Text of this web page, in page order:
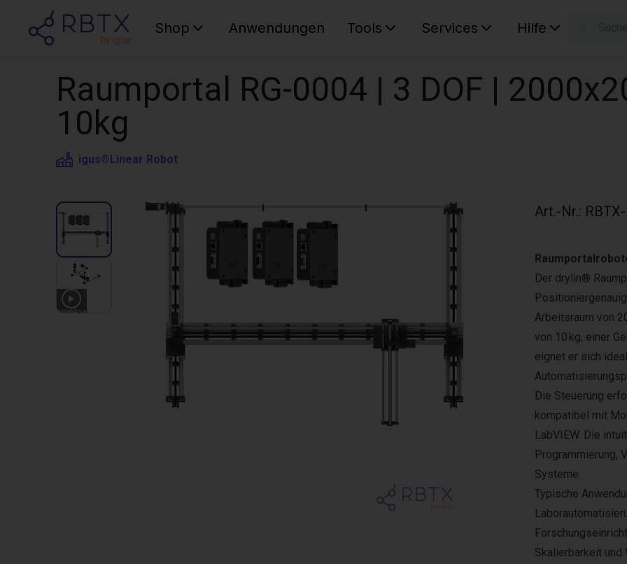
Shop Anwendungen Tools Services Hilfe
Raumportal RG-0004 | 3 DOF |
10kg
igus®Linear Robot
3 VIDEOS
Art.-Nr.:
Der drylin®
Arbeitsraum von
von 10 kg, einer
eignet er sich
Die Steuerung
kompatibel mit
LabVIEW. Die
Programmierung,
Systeme.
Typische
Skalierbarkeit und